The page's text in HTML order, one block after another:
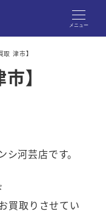
メニュー
取 津市】
】
河芸店です。
買取りさせてい